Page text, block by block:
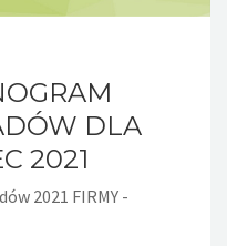
DLA
2021
2021 FIRMY -